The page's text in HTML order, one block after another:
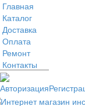
Главная
Каталог
Доставка
Оплата
Ремонт
Контакты
Авторизация